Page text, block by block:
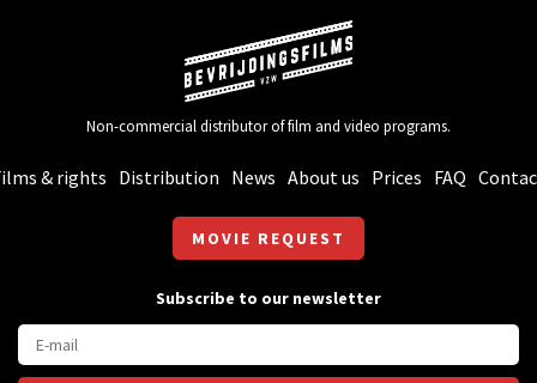
Non-commercial distributor of film and video programs.
& rights Distribution News About us Prices FAQ
MOVIE REQUEST
Subscribe to our newsletter